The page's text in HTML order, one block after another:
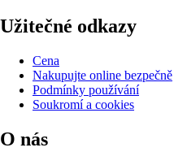
Užitečné odkazy
Cena
Nakupujte online bezpečně
Podmínky používání
Soukromí a cookies
O nás